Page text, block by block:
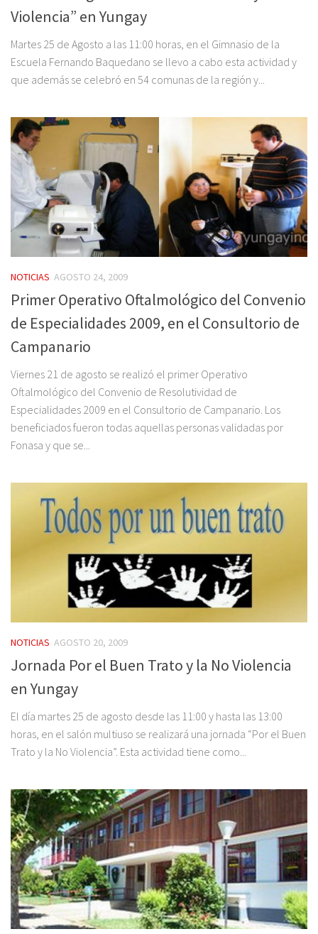
Violencia” en Yungay
Martes 25 de Agosto a las 11:00 horas, en el Gimnasio de la
Escuela Fernando Baquedano se llevo a cabo esta actividad y
que además se celebró en 54 comunas de la región y...
NOTICIAS AGOSTO 24, 2009
Primer Operativo Oftalmológico del Convenio
de Especialidades 2009, en el Consultorio de
Campanario
Viernes 21 de agosto se realizó el primer Operativo
Oftalmológico del Convenio de Resolutividad de
Especialidades 2009 en el Consultorio de Campanario. Los
beneficiados fueron todas aquellas personas validadas por
Fonasa y que se...
NOTICIAS AGOSTO 20, 2009
Jornada Por el Buen Trato y la No Violencia
en Yungay
El día martes 25 de agosto desde las 11:00 y hasta las 13:00
horas, en el salón multiuso se realizará una jornada “Por el Buen
Trato y la No Violencia”. Esta actividad tiene como...